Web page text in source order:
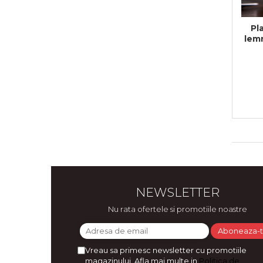
NEWSLETTER
Nu rata ofertele si promotiile noastre
Vreau sa primesc newsletter cu promotiile
magazinului. Afla mai multe in Politica de